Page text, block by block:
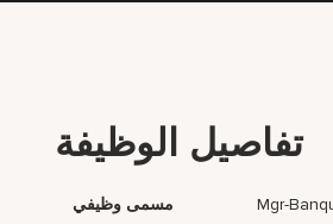
تفاصيل الوظيفة
مسمى وظيفي Mgr-